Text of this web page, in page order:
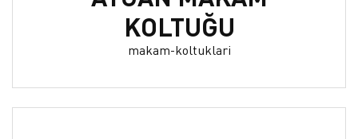
KOLTUĞU
makam-koltuklari